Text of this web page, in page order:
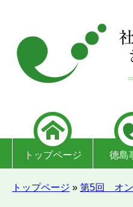
トップページ 徳島
トップページ » 第5回 オン